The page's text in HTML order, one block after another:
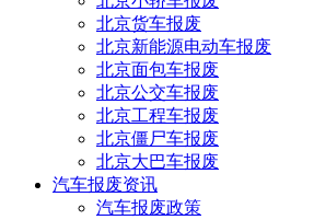
北京货车报废
北京新能源电动车报废
北京面包车报废
北京公交车报废
北京工程车报废
北京僵尸车报废
北京大巴车报废
汽车报废资讯
汽车报废政策